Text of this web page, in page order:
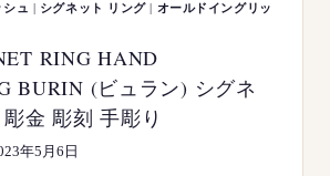
ュ シグネット リング|
オールドイングリッ
RING HAND
BURIN (ビュラン) シグネ
金 彫刻 手彫り
年5月6日